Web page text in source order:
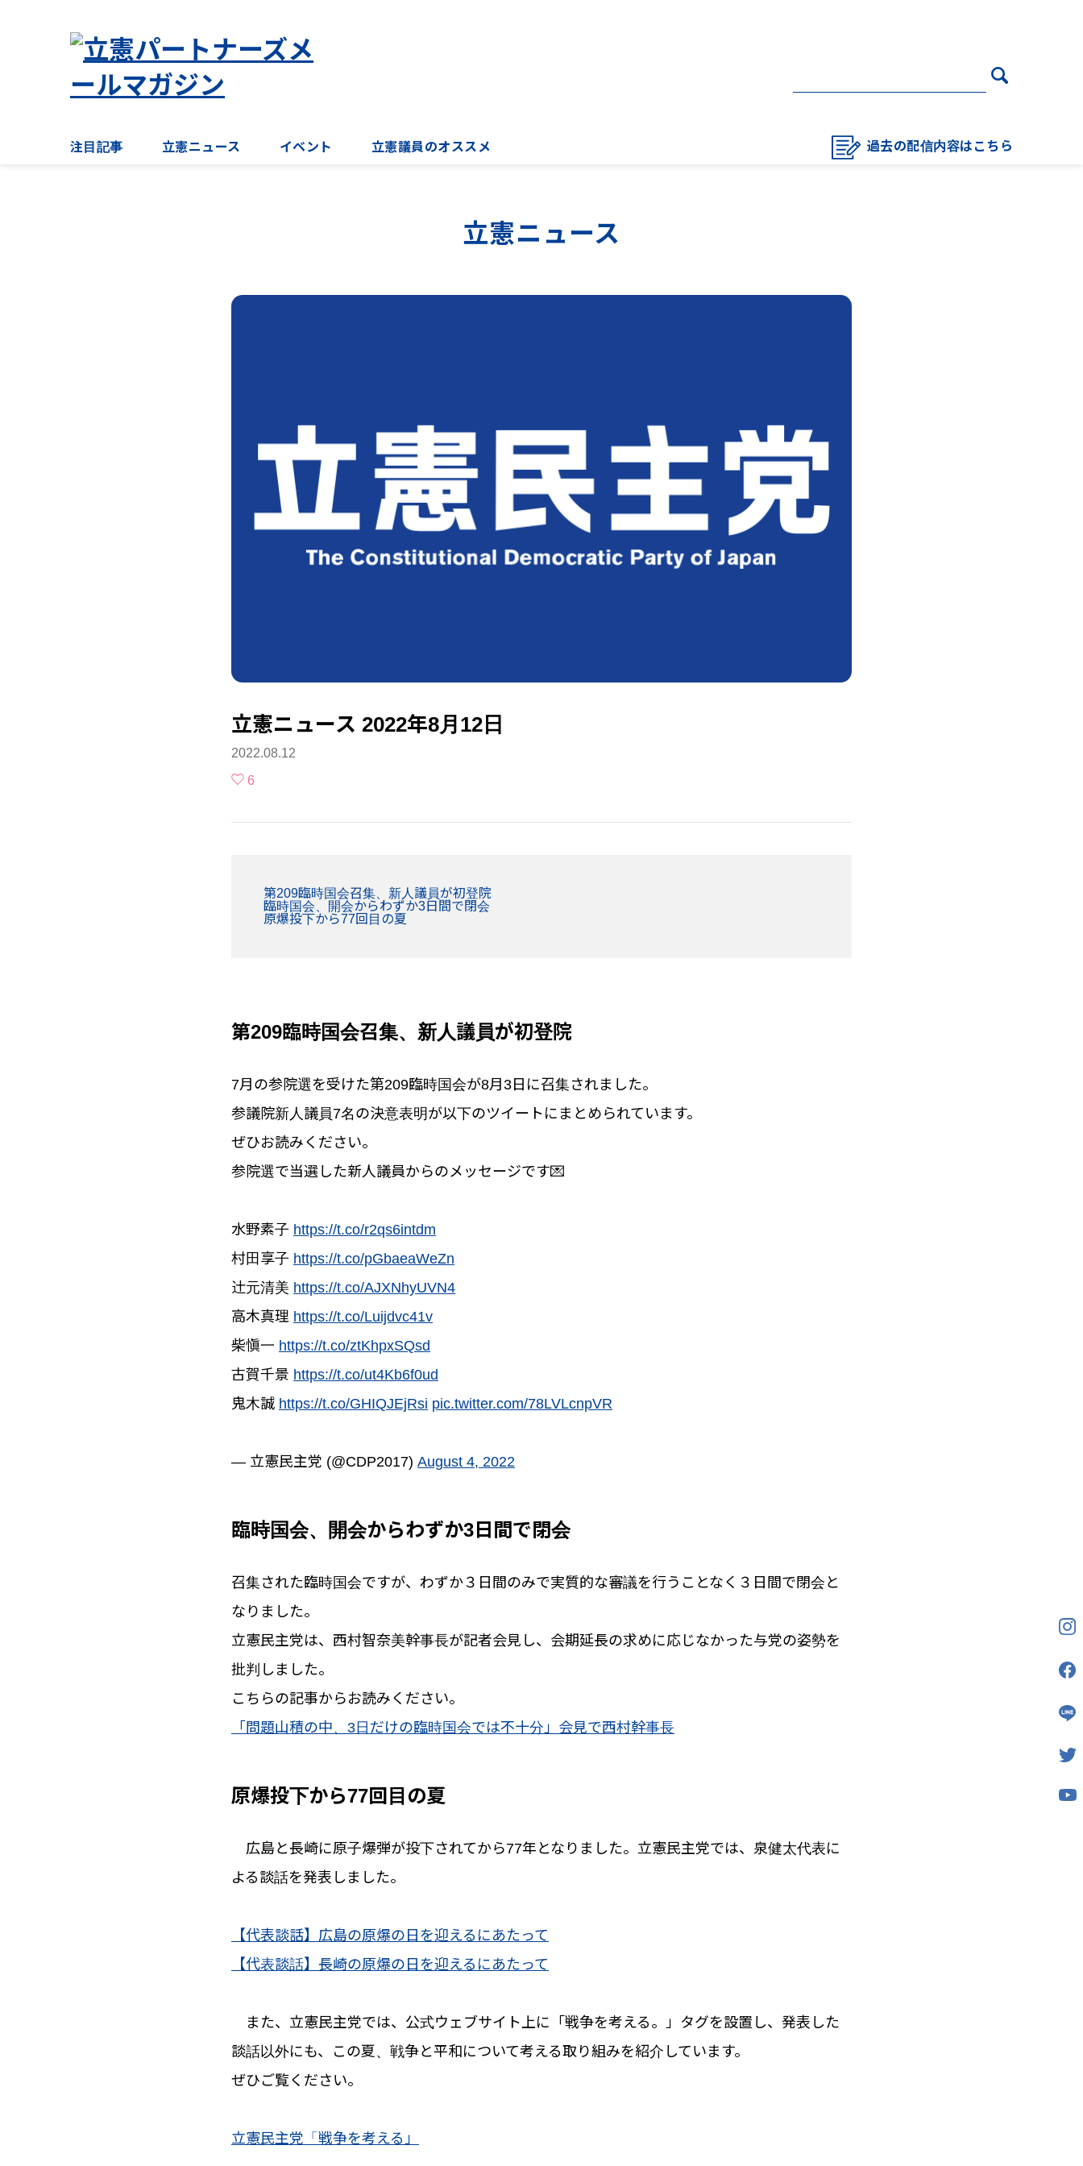
注目記事 立憲ニュース イベント 立憲議員のオススメ 過去の配信内容はこちら
立憲ニュース
立憲ニュース 2022年8月12日
2022.08.12
6
第209臨時国会召集、新人議員が初登院
臨時国会、開会からわずか3日間で閉会
原爆投下から77回目の夏
第209臨時国会召集、新人議員が初登院
7月の参院選を受けた第209臨時国会が8月3日に召集されました。
参議院新人議員7名の決意表明が以下のツイートにまとめられています。
ぜひお読みください。
参院選で当選した新人議員からのメッセージです💌
水野素子 https://t.co/r2qs6intdm
村田享子 https://t.co/pGbaeaWeZn
辻󠄀元清美 https://t.co/AJXNhyUVN4
高木真理 https://t.co/Luijdvc41v
柴愼一 https://t.co/ztKhpxSQsd
古賀千景 https://t.co/ut4Kb6f0ud
鬼木誠 https://t.co/GHIQJEjRsi pic.twitter.com/78LVLcnpVR
— 立憲民主党 (@CDP2017) August 4, 2022
臨時国会、開会からわずか3日間で閉会
召集された臨時国会ですが、わずか３日間のみで実質的な審議を行うことなく３日間で閉会と
なりました。
立憲民主党は、西村智奈美幹事長が記者会見し、会期延長の求めに応じなかった与党の姿勢を
批判しました。
こちらの記事からお読みください。
「問題山積の中、3日だけの臨時国会では不十分」会見で西村幹事長
原爆投下から77回目の夏
広島と長崎に原子爆弾が投下されてから77年となりました。立憲民主党では、泉健太代表に
よる談話を発表しました。
【代表談話】広島の原爆の日を迎えるにあたって
【代表談話】長崎の原爆の日を迎えるにあたって
また、立憲民主党では、公式ウェブサイト上に「戦争を考える。」タグを設置し、発表した
談話以外にも、この夏、戦争と平和について考える取り組みを紹介しています。
ぜひご覧ください。
立憲民主党「戦争を考える」